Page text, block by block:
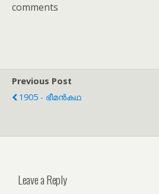
comments
Previous Post
1905 - ഭീമൻകഥ
Leave a Reply